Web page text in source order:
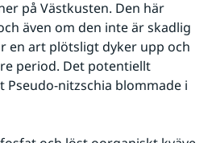
på Västkusten. Den här
även om den inte är skadlig
en art plötsligt dyker upp och
period. Det potentiellt
Pseudo-nitzschia blommade i